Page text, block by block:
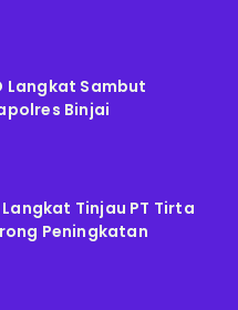
Langkat Sambut
Binjai
Langkat Tinjau PT Tirta
Peningkatan